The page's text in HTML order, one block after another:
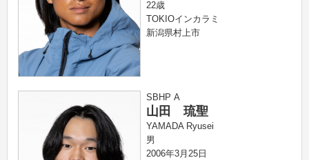
22歳
TOKIOインカラミ
新潟県村上市
SBHP A
山田 琉聖
YAMADA Ryusei
男
2006年3月25日